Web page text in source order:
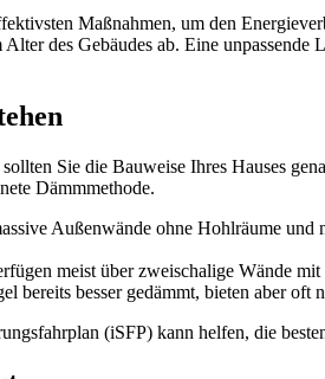
Maßnahmen, um den
des Gebäudes ab. Eine
Sie die Bauweise Ihres Hauses
Dämmmethode.
Außenwände ohne Hohlräume
meist über zweischalige Wände
bereits besser gedämmt, bieten aber
(iSFP) kann helfen, die